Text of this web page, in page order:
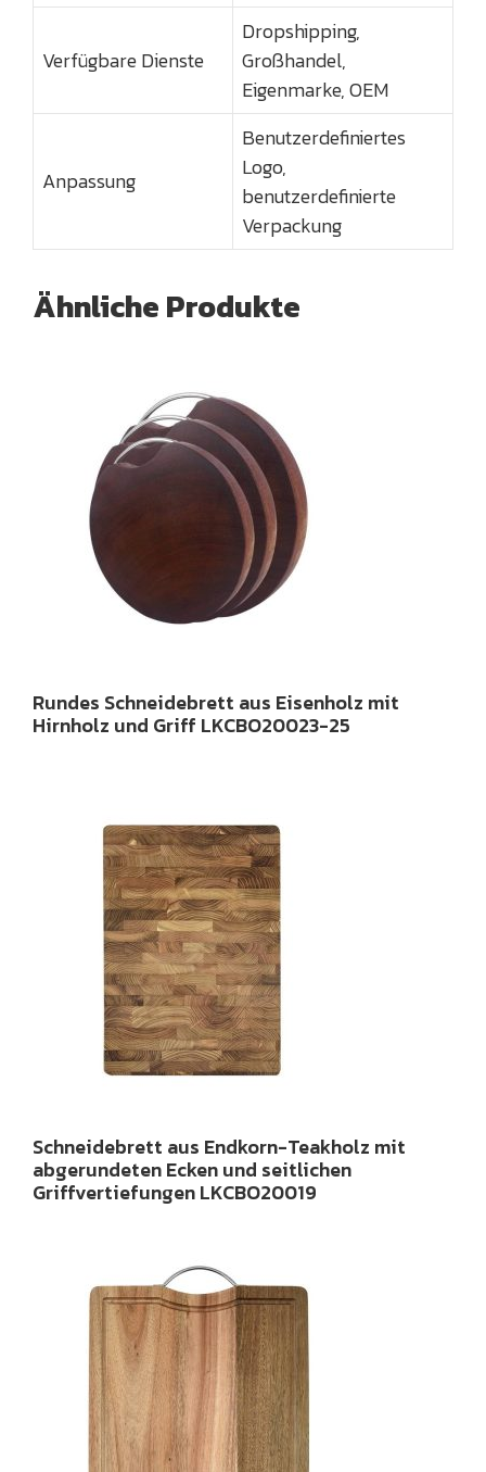
Verfügbare Dienste
Dropshipping,
Großhandel,
Eigenmarke, OEM
Anpassung
Benutzerdefiniertes
Logo,
benutzerdefinierte
Verpackung
Ähnliche Produkte
Rundes Schneidebrett aus Eisenholz mit
Hirnholz und Griff LKCBO20023-25
Schneidebrett aus Endkorn-Teakholz mit
abgerundeten Ecken und seitlichen
Griffvertiefungen LKCBO20019